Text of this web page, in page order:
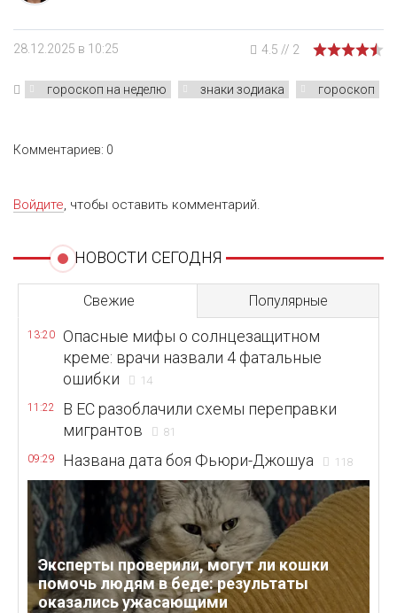
28.12.2025 в 10:25 4.5 // 2
гороскоп на неделю знаки зодиака гороскоп
Комментариев: 0
Войдите, чтобы оставить комментарий.
НОВОСТИ СЕГОДНЯ
Свежие Популярные
13:20
Опасные мифы о солнцезащитном
креме: врачи назвали 4 фатальные
ошибки
14
11:22
В ЕС разоблачили схемы переправки
мигрантов
81
09:29 Названа дата боя Фьюри-Джошуа 118
Эксперты проверили, могут ли кошки
помочь людям в беде: результаты
оказались ужасающими